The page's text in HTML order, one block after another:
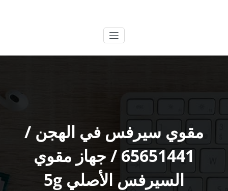
مقوي سيرفس في الهجن /
65651441 / جهاز مقوي
السيرفس الأصلي 5g